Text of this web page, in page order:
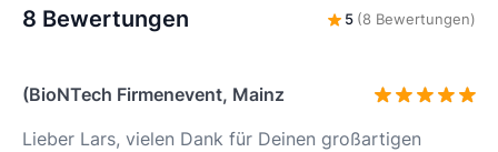
8 Bewertungen 5 (8 Bewertungen)
(BioNTech Firmenevent, Mainz
Lieber Lars, vielen Dank für Deinen großartigen